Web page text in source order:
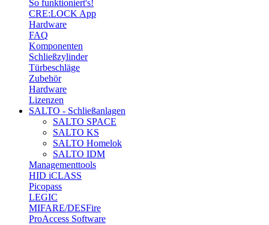
So funktioniert's!
CRE:LOCK App
Hardware
FAQ
Komponenten
Schließzylinder
Türbeschläge
Zubehör
Hardware
Lizenzen
SALTO - Schließanlagen
SALTO SPACE
SALTO KS
SALTO Homelok
SALTO IDM
Managementtools
HID iCLASS
Picopass
LEGIC
MIFARE/DESFire
ProAccess Software